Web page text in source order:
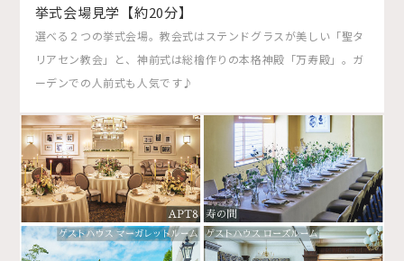
挙式会場見学【約20分】
選べる２つの挙式会場。教会式はステンドグラスが美しい「聖タ
リアセン教会」と、神前式は総檜作りの本格神殿「万寿殿」。ガ
ーデンでの人前式も人気です♪